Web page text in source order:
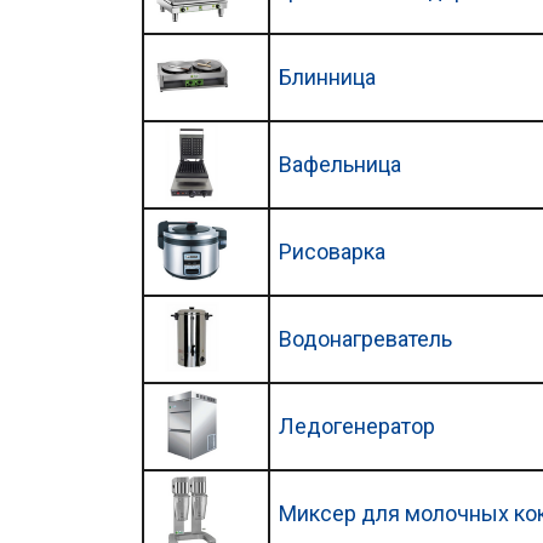
Блинница
Вафельница
Рисоварка
Водонагреватель
Ледогенератор
Миксер для молочных